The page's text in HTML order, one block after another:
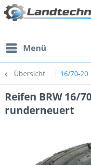
Menü
Übersicht 16/70-20
Reifen BRW 16/
runderneuert